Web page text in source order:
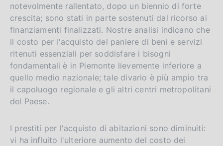
notevolmente rallentato, dopo un biennio di forte
crescita; sono stati in parte sostenuti dal ricorso ai
finanziamenti finalizzati. Nostre analisi indicano che
il costo per l'acquisto del paniere di beni e servizi
ritenuti essenziali per soddisfare i bisogni
fondamentali è in Piemonte lievemente inferiore a
quello medio nazionale; tale divario è più ampio tra
il capoluogo regionale e gli altri centri metropolitani
del Paese.
I prestiti per l'acquisto di abitazioni sono diminuiti:
vi ha influito l'ulteriore aumento del costo dei